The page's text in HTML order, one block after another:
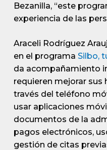
Bezanilla, “este
experiencia de las
Araceli Rodríguez
en el programa Silbo,
da acompañamiento
requieren mejorar sus
través del teléfono
usar aplicaciones
documentos de la
pagos electrónicos,
gestión de citas